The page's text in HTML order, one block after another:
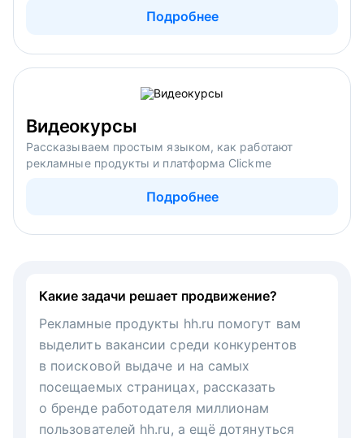
Подробнее
Видеокурсы
Рассказываем простым языком, как работают
рекламные продукты и платформа Clickme
Подробнее
Какие задачи решает продвижение?
Рекламные продукты hh.ru помогут вам
выделить вакансии среди конкурентов
в поисковой выдаче и на самых
посещаемых страницах, рассказать
о бренде работодателя миллионам
пользователей hh.ru, а ещё дотянуться